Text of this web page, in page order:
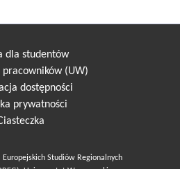
dla studentów
pracowników (UW)
dostępności
prywatności
Studiów Regionalnych